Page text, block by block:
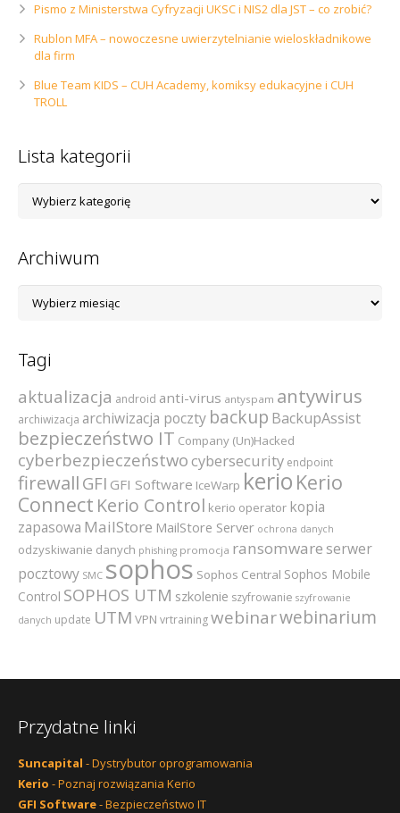
Pismo z Ministerstwa Cyfryzacji UKSC i NIS2 dla JST – co zrobić?
Rublon MFA – nowoczesne uwierzytelnianie wieloskładnikowe
dla firm
Blue Team KIDS – CUH Academy, komiksy edukacyjne i CUH
TROLL
Lista kategorii
kategorii
Archiwum
Tagi
aktualizacja android anti-virus antyspam antywirus
archiwizacja archiwizacja poczty backup BackupAssist
bezpieczeństwo IT Company (Un)Hacked
cyberbezpieczeństwocybersecurity endpoint
firewall GFI GFI Software IceWarp kerio Kerio
Connect Kerio Control kerio operator kopia
zapasowa MailStore MailStore Server ochrona danych
odzyskiwanie danych phishing promocja ransomware serwer
pocztowy SMC sophos Sophos Central Sophos Mobile
Control SOPHOS UTM szkolenie szyfrowanie szyfrowanie
danych update UTM VPN vrtrainingwebinarwebinarium
Przydatne linki
Suncapital - Dystrybutor oprogramowania
Kerio - Poznaj rozwiązania Kerio
GFI Software- Bezpieczeństwo IT